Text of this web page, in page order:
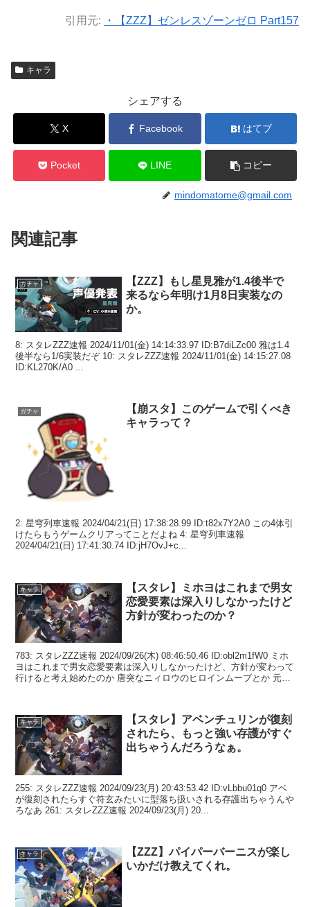
引用元: ・【ZZZ】ゼンレスゾーンゼロ Part157
キャラ
シェアする
X Facebook はてブ
Pocket LINE コピー
mindomatome@gmail.com
関連記事
ガチャ
【ZZZ】もし星見雅が1.4後半で
来るなら年明け1月8日実装なの
か。
8: スタレZZZ速報 2024/11/01(金) 14:14:33.97 ID:B7diLZc00 雅は1.4
後半なら1/6実装だぞ 10: スタレZZZ速報 2024/11/01(金) 14:15:27.08
ID:KL270K/A0 ...
ガチャ
【崩スタ】このゲームで引くべき
キャラって？
2: 星穹列車速報 2024/04/21(日) 17:38:28.99 ID:t82x7Y2A0 この4体引
けたらもうゲームクリアってことだよね 4: 星穹列車速報
2024/04/21(日) 17:41:30.74 ID:jH7OvJ+c...
キャラ
【スタレ】ミホヨはこれまで男女
恋愛要素は深入りしなかったけど
方針が変わったのか？
783: スタレZZZ速報 2024/09/26(木) 08:46:50.46 ID:obl2m1fW0 ミホ
ヨはこれまで男女恋愛要素は深入りしなかったけど、方針が変わって
行けると考え始めたのか 唐突なニィロウのヒロインムーブとか 元々
キャラ
【スタレ】アベンチュリンが復刻
されたら、もっと強い存護がすぐ
出ちゃうんだろうなぁ。
255: スタレZZZ速報 2024/09/23(月) 20:43:53.42 ID:vLbbu01q0 アベ
が復刻されたらすぐ符玄みたいに型落ち扱いされる存護出ちゃうんや
ろなあ 261: スタレZZZ速報 2024/09/23(月) 20...
キャラ
【ZZZ】パイパーバーニスが楽し
いかだけ教えてくれ。